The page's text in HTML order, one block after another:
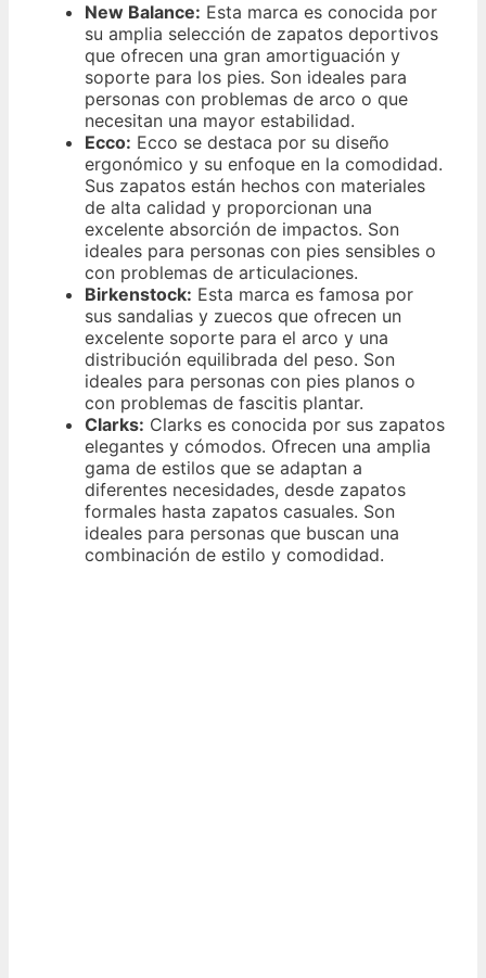
New Balance: Esta marca es conocida por
su amplia selección de zapatos deportivos
que ofrecen una gran amortiguación y
soporte para los pies. Son ideales para
personas con problemas de arco o que
necesitan una mayor estabilidad.
Ecco: Ecco se destaca por su diseño
ergonómico y su enfoque en la comodidad.
Sus zapatos están hechos con materiales
de alta calidad y proporcionan una
excelente absorción de impactos. Son
ideales para personas con pies sensibles o
con problemas de articulaciones.
Birkenstock: Esta marca es famosa por
sus sandalias y zuecos que ofrecen un
excelente soporte para el arco y una
distribución equilibrada del peso. Son
ideales para personas con pies planos o
con problemas de fascitis plantar.
Clarks: Clarks es conocida por sus zapatos
elegantes y cómodos. Ofrecen una amplia
gama de estilos que se adaptan a
diferentes necesidades, desde zapatos
formales hasta zapatos casuales. Son
ideales para personas que buscan una
combinación de estilo y comodidad.